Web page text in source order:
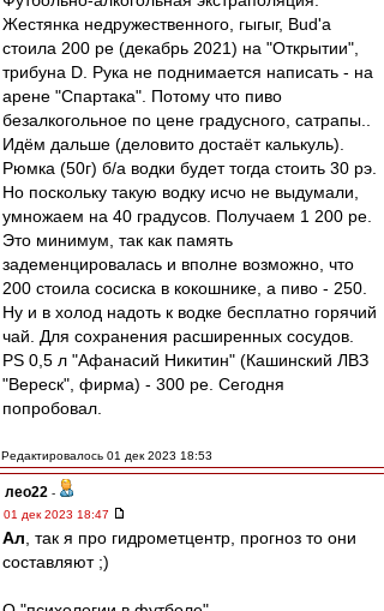
Жестянка недружественного, гыгыг, Bud'а
стоила 200 ре (декабрь 2021) на "Открытии",
трибуна D. Рука не поднимается написать - на
арене "Спартака". Потому что пиво
безалкогольное по цене градусного, сатрапы..
Идём дальше (деловито достаёт калькуль).
Рюмка (50г) б/а водки будет тогда стоить 30 рэ.
Но поскольку такую водку исчо не выдумали,
умножаем на 40 градусов. Получаем 1 200 ре.
Это минимум, так как память
задеменцировалась и вполне возможно, что
200 стоила сосиска в кокошнике, а пиво - 250.
Ну и в холод надоть к водке бесплатно горячий
чай. Для сохранения расширенных сосудов.
PS 0,5 л "Афанасий Никитин" (Кашинский ЛВЗ
"Вереск", фирма) - 300 ре. Сегодня
попробовал.
Редактировалось 01 дек 2023 18:53
лео22 -
01 дек 2023 18:47
Ал , так я про гидрометцентр, прогноз то они
составляют ;)